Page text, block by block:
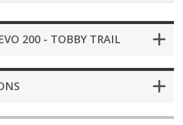
200 - TOBBY TRAIL